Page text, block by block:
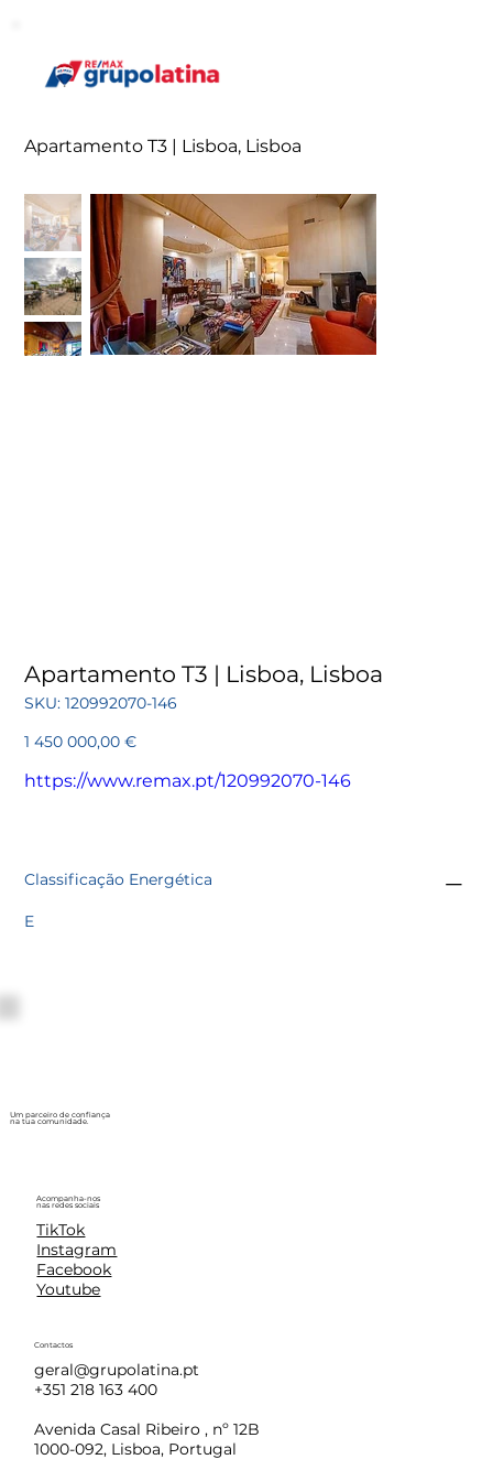
Apartamento T3 | Lisboa, Lisboa
Apartamento T3 | Lisboa, Lisboa
SKU: SKU
120992070-
120992070-146
Preço
1 450 000,00 €
https://www.remax.pt/120992070-146
Classificação Energética
E
Um parceiro de confiança
na tua comunidade.
Acompanha-nos
nas redes sociais
TikTok
Instagram
Facebook
Youtube
Contactos
geral@grupolatina.pt
+351 218 163 400
Avenida Casal Ribeiro , nº 12B
1000-092, Lisboa, Portugal